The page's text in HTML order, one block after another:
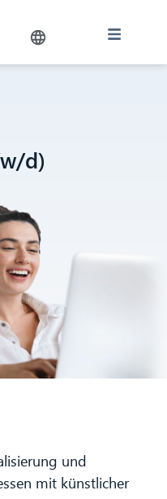
d)
und
mit künstlicher